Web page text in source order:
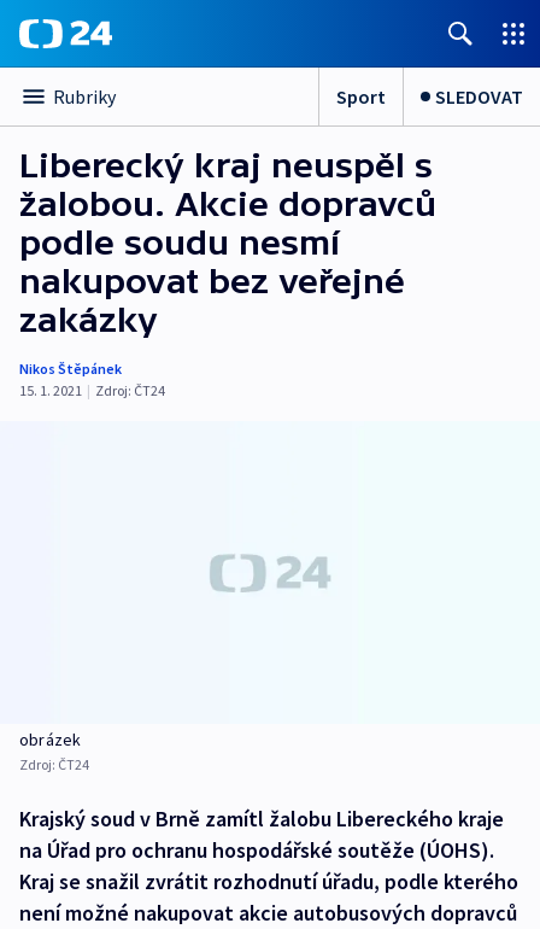
Rubriky Sport SLEDOVAT
Liberecký kraj neuspěl s
žalobou. Akcie dopravců
podle soudu nesmí
nakupovat bez veřejné
zakázky
Nikos Štěpánek
15. 1. 2021 | Zdroj: ČT24
obrázek
Zdroj: ČT24
Krajský soud v Brně zamítl žalobu Libereckého kraje
na Úřad pro ochranu hospodářské soutěže (ÚOHS).
Kraj se snažil zvrátit rozhodnutí úřadu, podle kterého
není možné nakupovat akcie autobusových dopravců